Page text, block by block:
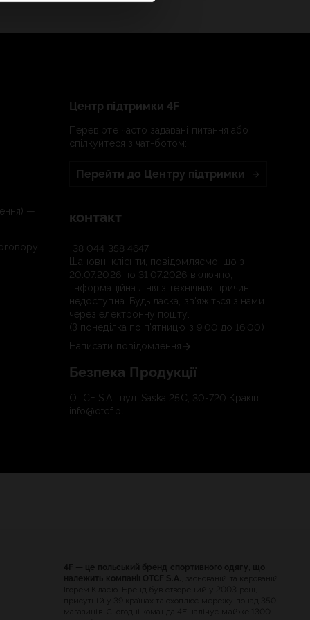
—
Центр підтримки 4F
Перевірте часто задавані питання або
спілкуйтеся з чат-ботом:
Перейти до Центру підтримки
контакт
+38 044 358 4647
Шановні клієнти, повідомляємо, що з
20.07.2026 по 31.07.2026 включно,
інформаційна лінія з технічних причин
недоступна. Будь ласка, зв'яжіться з нами
через електронну пошту.
(З понеділка по п'ятницю з 9:00 до 16:00)
Написати повідомлення
Безпека Продукції
OTCF S.A., вул. Saska 25C, 30-720 Краків
info@otcf.pl